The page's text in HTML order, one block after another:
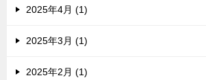
2025年4月 (1)
2025年3月 (1)
2025年2月 (1)